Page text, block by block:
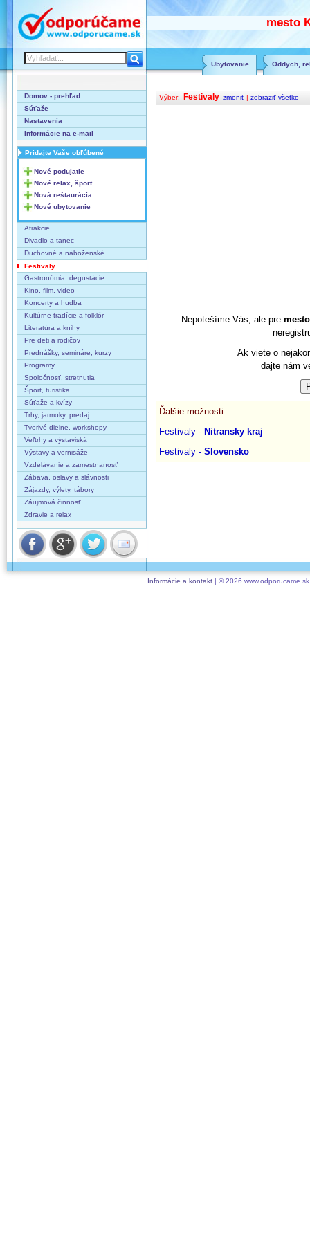
mesto
Oddych,
Ubytovanie
Domov - prehľad
Súťaže
Nastavenia
Informácie na e-mail
Pridajte Vaše obľúbené
Nové podujatie
Nové relax, šport
Nová reštaurácia
Nové ubytovanie
Atrakcie
Divadlo a tanec
Duchovné a náboženské
Festivaly
Gastronómia, degustácie
Kino, film, video
Koncerty a hudba
Kultúrne tradície a folklór
Literatúra a knihy
Pre deti a rodičov
Prednášky, semináre, kurzy
Programy
Spoločnosť, stretnutia
Šport, turistika
Súťaže a kvízy
Trhy, jarmoky, predaj
Tvorivé dielne, workshopy
Veľtrhy a výstaviská
Výstavy a vernisáže
Vzdelávanie a zamestnanosť
Zábava, oslavy a slávnosti
Zájazdy, výlety, tábory
Záujmová činnosť
Zdravie a relax
Výber: Festivaly zmeniť | zobraziť všetko
Nepotešíme Vás, ale pre
Ak viete o
dajte nám
Ďalšie možnosti:
Festivaly - Nitransky kraj
Festivaly - Slovensko
Informácie a kontakt| © 2026